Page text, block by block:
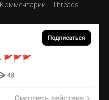
Комментарии Threads